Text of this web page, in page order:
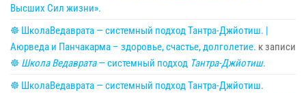
Высших Сил жизни».
☸ ШколаВедаврата — системный подход Тантра-Джйотиш. |
Аюрведа и Панчакарма – здоровье, счастье, долголетие. к записи
☸ Школа Ведаврата— системный подход Тантра-Джйотиш.
☸ ШколаВедаврата — системный подход Тантра-Джйотиш.